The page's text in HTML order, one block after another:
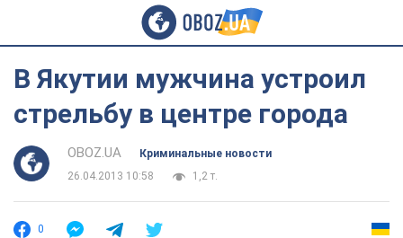
В Якутии мужчина устроил
стрельбу в центре города
OBOZ.UA
Криминальные новости
26.04.2013 10:58
1,2 т.
0